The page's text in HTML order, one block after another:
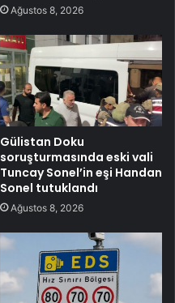
Ağustos 8, 2026
Gülistan Doku
soruşturmasında eski vali
Tuncay Sonel’in eşi Handan
Sonel tutuklandı
Ağustos 8, 2026